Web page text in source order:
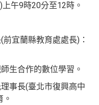
午9時20分至12時。
宜蘭縣教育處處長)：
生合作的數位學習。
事長(臺北市復興高中